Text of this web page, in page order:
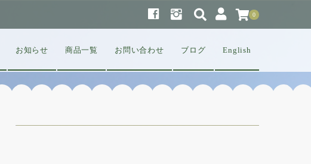
0
お知らせ 商品一覧 お問い合わせ ブログ English